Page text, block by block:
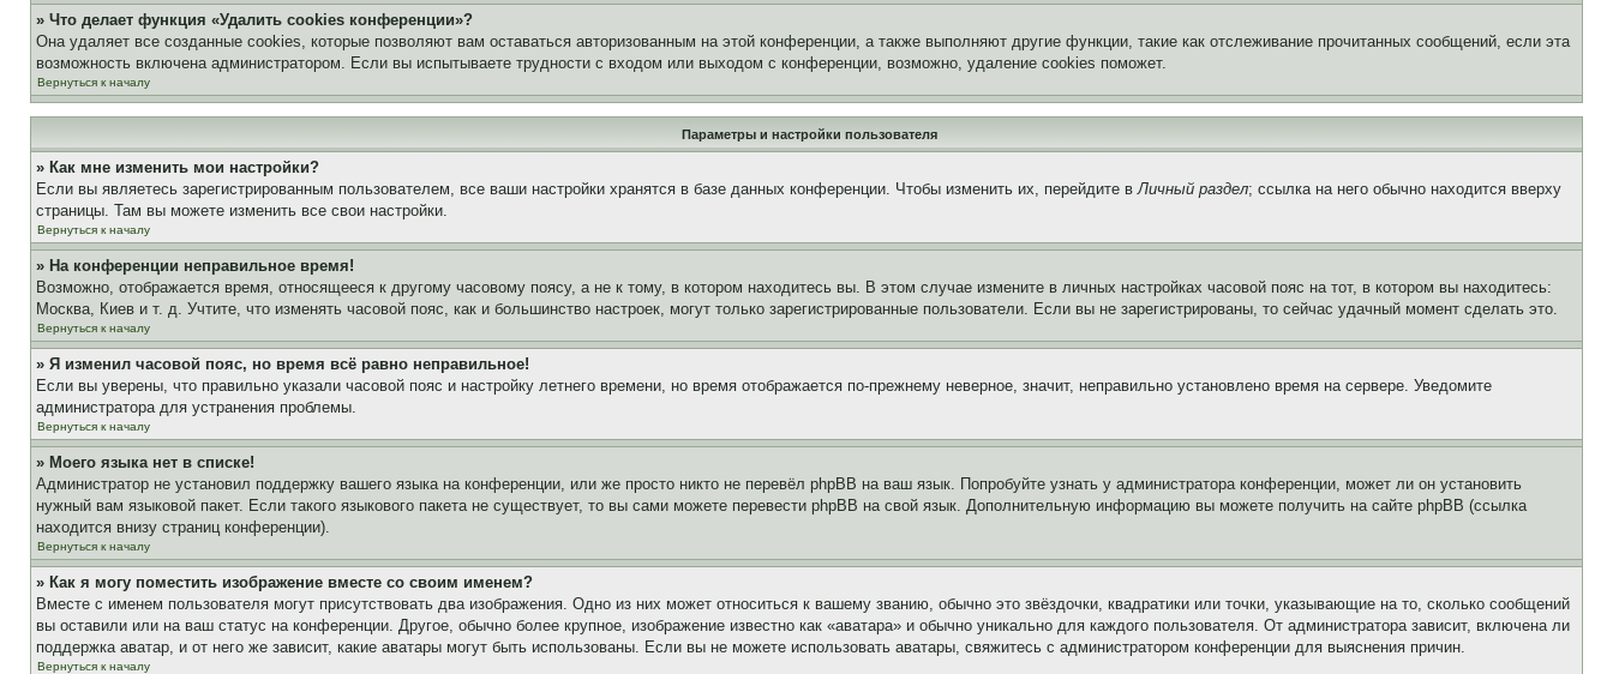
» Что делает функция «Удалить cookies конференции»?
Она удаляет все созданные cookies, которые позволяют вам оставаться авторизованным на этой конференции, а также выполняют другие функции, такие как отслеживание прочитанных сообщений, если эта
возможность включена администратором. Если вы испытываете трудности с входом или выходом с конференции, возможно, удаление cookies поможет.
Вернуться к началу
Параметры и настройки пользователя
» Как мне изменить мои настройки?
Если вы являетесь зарегистрированным пользователем, все ваши настройки хранятся в базе данных конференции. Чтобы изменить их, перейдите вЛичный раздел; ссылка на него обычно находится вверху
страницы. Там вы можете изменить все свои настройки.
Вернуться к началу
» На конференции неправильное время!
Возможно, отображается время, относящееся к другому часовому поясу, а не к тому, в котором находитесь вы. В этом случае измените в личных настройках часовой пояс на тот, в котором вы находитесь:
Москва, Киев и т. д. Учтите, что изменять часовой пояс, как и большинство настроек, могут только зарегистрированные пользователи. Если вы не зарегистрированы, то сейчас удачный момент сделать это.
Вернуться к началу
» Я изменил часовой пояс, но время всё равно неправильное!
Если вы уверены, что правильно указали часовой пояс и настройку летнего времени, но время отображается по-прежнему неверное, значит, неправильно установлено время на сервере. Уведомите
администратора для устранения проблемы.
Вернуться к началу
» Моего языка нет в списке!
Администратор не установил поддержку вашего языка на конференции, или же просто никто не перевёл phpBB на ваш язык. Попробуйте узнать у администратора конференции, может ли он установить
нужный вам языковой пакет. Если такого языкового пакета не существует, то вы сами можете перевести phpBB на свой язык. Дополнительную информацию вы можете получить на сайте phpBB (ссылка
находится внизу страниц конференции).
Вернуться к началу
» Как я могу поместить изображение вместе со своим именем?
Вместе с именем пользователя могут присутствовать два изображения. Одно из них может относиться к вашему званию, обычно это звёздочки, квадратики или точки, указывающие на то, сколько сообщений
вы оставили или на ваш статус на конференции. Другое, обычно более крупное, изображение известно как «аватара» и обычно уникально для каждого пользователя. От администратора зависит, включена ли
поддержка аватар, и от него же зависит, какие аватары могут быть использованы. Если вы не можете использовать аватары, свяжитесь с администратором конференции для выяснения причин.
Вернуться к началу